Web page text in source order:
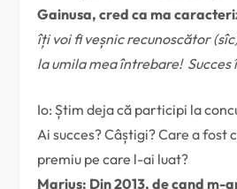
Gainusa, cred ca ma
îți voi fi veșnic recunoscător
la umila mea întrebare! Succes
Io: Știm deja că participi la
Ai succes? Câștigi? Care a fost
premiu pe care l-ai luat?
Marius: Din 2013, de cand m-